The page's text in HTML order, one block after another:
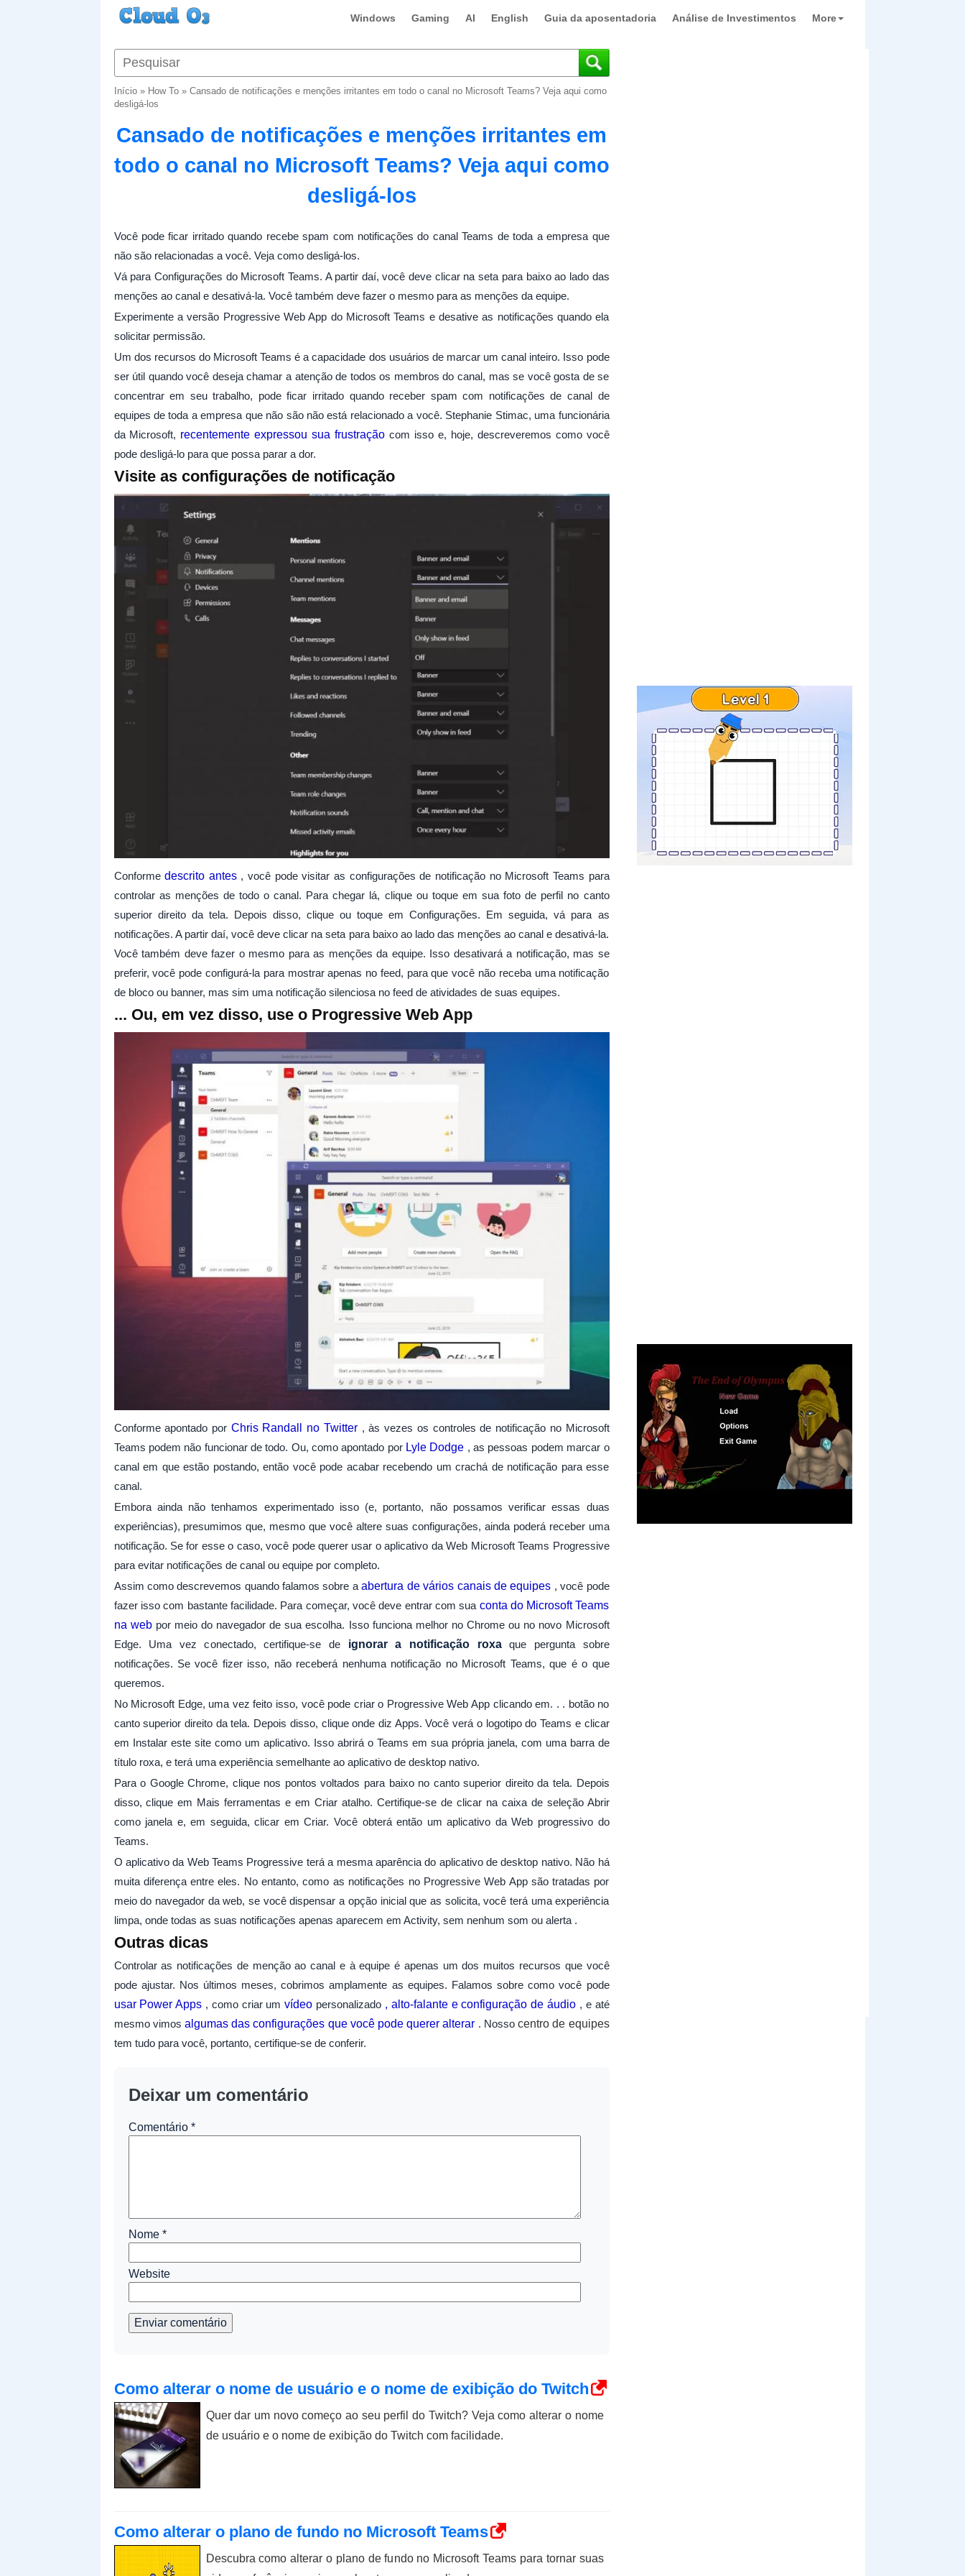
Windows Gaming AI English Guia da aposentadoria Análise de Investimentos More
Início» How To» Cansado de notificações e menções irritantes em todo o canal no Microsoft Teams? Veja aqui como
desligá-los
Cansado de notificações e menções irritantes em
todo o canal no Microsoft Teams? Veja aqui como
desligá-los
Você pode ficar irritado quando recebe spam com notificações do canal Teams de toda a empresa que
não são relacionadas a você. Veja como desligá-los.
Vá para Configurações do Microsoft Teams. A partir daí, você deve clicar na seta para baixo ao lado das
menções ao canal e desativá-la. Você também deve fazer o mesmo para as menções da equipe.
Experimente a versão Progressive Web App do Microsoft Teams e desative as notificações quando ela
solicitar permissão.
Um dos recursos do Microsoft Teams é a capacidade dos usuários de marcar um canal inteiro. Isso pode
ser útil quando você deseja chamar a atenção de todos os membros do canal, mas se você gosta de se
concentrar em seu trabalho, pode ficar irritado quando receber spam com notificações de canal de
equipes de toda a empresa que não são não está relacionado a você. Stephanie Stimac, uma funcionária
da Microsoft, recentemente expressou sua frustração com isso e, hoje, descreveremos como você
pode desligá-lo para que possa parar a dor.
Visite as configurações de notificação
Conformedescrito antes, você pode visitar as configurações de notificação no Microsoft Teams para
controlar as menções de todo o canal. Para chegar lá, clique ou toque em sua foto de perfil no canto
superior direito da tela. Depois disso, clique ou toque em Configurações. Em seguida, vá para as
notificações. A partir daí, você deve clicar na seta para baixo ao lado das menções ao canal e desativá-la.
Você também deve fazer o mesmo para as menções da equipe. Isso desativará a notificação, mas se
preferir, você pode configurá-la para mostrar apenas no feed, para que você não receba uma notificação
de bloco ou banner, mas sim uma notificação silenciosa no feed de atividades de suas equipes.
... Ou, em vez disso, use o Progressive Web App
Conforme apontado por Chris Randall no Twitter, às vezes os controles de notificação no Microsoft
Teams podem não funcionar de todo. Ou, como apontado por Lyle Dodge , as pessoas podem marcar o
canal em que estão postando, então você pode acabar recebendo um crachá de notificação para esse
canal.
Embora ainda não tenhamos experimentado isso (e, portanto, não possamos verificar essas duas
experiências), presumimos que, mesmo que você altere suas configurações, ainda poderá receber uma
notificação. Se for esse o caso, você pode querer usar o aplicativo da Web Microsoft Teams Progressive
para evitar notificações de canal ou equipe por completo.
Assim como descrevemos quando falamos sobre aabertura de vários canais de equipes , você pode
fazer isso com bastante facilidade. Para começar, você deve entrar com sua conta do Microsoft Teams
na webpor meio do navegador de sua escolha. Isso funciona melhor no Chrome ou no novo Microsoft
Edge. Uma vez conectado, certifique-se de ignorar a notificação roxaque pergunta sobre
notificações. Se você fizer isso, não receberá nenhuma notificação no Microsoft Teams, que é o que
queremos.
No Microsoft Edge, uma vez feito isso, você pode criar o Progressive Web App clicando em. . . botão no
canto superior direito da tela. Depois disso, clique onde diz Apps. Você verá o logotipo do Teams e clicar
em Instalar este site como um aplicativo. Isso abrirá o Teams em sua própria janela, com uma barra de
título roxa, e terá uma experiência semelhante ao aplicativo de desktop nativo.
Para o Google Chrome, clique nos pontos voltados para baixo no canto superior direito da tela. Depois
disso, clique em Mais ferramentas e em Criar atalho. Certifique-se de clicar na caixa de seleção Abrir
como janela e, em seguida, clicar em Criar. Você obterá então um aplicativo da Web progressivo do
Teams.
O aplicativo da Web Teams Progressive terá a mesma aparência do aplicativo de desktop nativo. Não há
muita diferença entre eles. No entanto, como as notificações no Progressive Web App são tratadas por
meio do navegador da web, se você dispensar a opção inicial que as solicita, você terá uma experiência
limpa, onde todas as suas notificações apenas aparecem em Activity, sem nenhum som ou alerta .
Outras dicas
Controlar as notificações de menção ao canal e à equipe é apenas um dos muitos recursos que você
pode ajustar. Nos últimos meses, cobrimos amplamente as equipes. Falamos sobre como você pode
usar Power Apps , como criar umvídeo personalizado , alto-falante e configuração de áudio , e até
mesmo vimos algumas das configurações que você pode querer alterar . Nossocentro de equipes
tem tudo para você, portanto, certifique-se de conferir.
Deixar um comentário
Comentário *
Nome *
Website
Enviar comentário
Como alterar o nome de usuário e o nome de exibição do Twitch
Quer dar um novo começo ao seu perfil do Twitch? Veja como alterar o nome
de usuário e o nome de exibição do Twitch com facilidade.
Como alterar o plano de fundo no Microsoft Teams
Descubra como alterar o plano de fundo no Microsoft Teams para tornar suas